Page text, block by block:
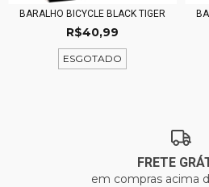
BARALHO BICYCLE BLACK TIGER
R$40,99
ESGOTADO
FRETE
em compras acima